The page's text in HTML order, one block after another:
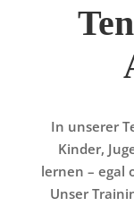
In unserer
Kinder,
lernen – egal
Unser